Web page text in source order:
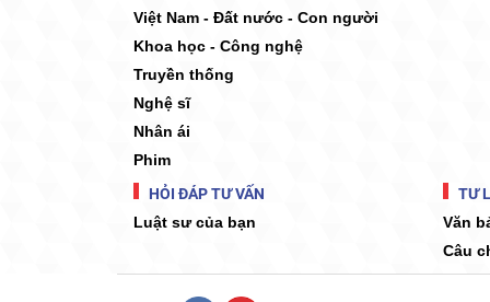
Việt Nam - Đất nước - Con người
Khoa học - Công nghệ
Truyền thống
Nghệ sĩ
Nhân ái
Phim
HỎI ĐÁP TƯ VẤN
Luật sư của bạn
TƯ
Văn
Câu